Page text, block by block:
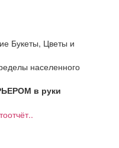
Букеты, Цветы и
населенного
в руки